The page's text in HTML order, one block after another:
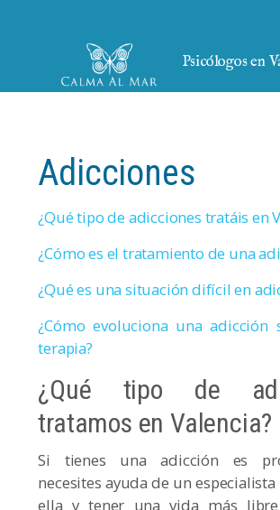
Psicólogos en
Adicciones
¿Qué tipo de adicciones tratáis en
¿Cómo es el tratamiento de una
¿Qué es una situación difícil en
¿Cómo evoluciona una
terapia?
¿Qué tipo de
tratamos en Valencia?
Si tienes una adicción es
necesites ayuda de un
ella y tener una vida más